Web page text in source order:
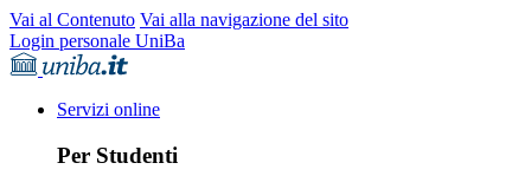
Vai al Contenuto Vai alla navigazione del sito
Login personale UniBa
Servizi online
Per Studenti